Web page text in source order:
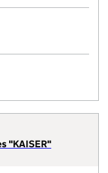
"KAISER"